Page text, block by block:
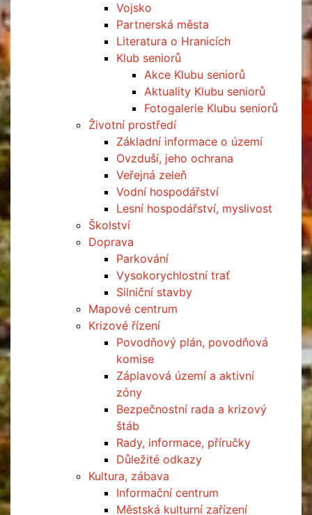
Vojsko
Partnerská města
Literatura o Hranicích
Klub seniorů
Akce Klubu seniorů
Aktuality Klubu seniorů
Fotogalerie Klubu seniorů
Životní prostředí
Základní informace o území
Ovzduší, jeho ochrana
Veřejná zeleň
Vodní hospodářství
Lesní hospodářství, myslivost
Školství
Doprava
Parkování
Vysokorychlostní trať
Silniční stavby
Mapové centrum
Krizové řízení
Povodňový plán, povodňová
komise
Záplavová území a aktivní
zóny
Bezpečnostní rada a krizový
štáb
Rady, informace, příručky
Důležité odkazy
Kultura, zábava
Informační centrum
Městská kulturní zařízení